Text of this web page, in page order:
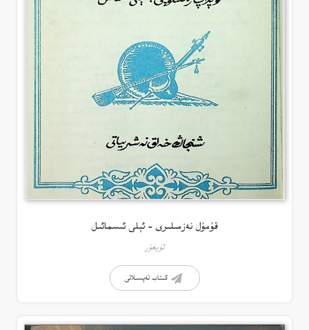
قۇمۇل نەزمىلىرى – ئېلى ئىسمائىل
ئۇيغۇر
كىتاب تەپسىلاتى